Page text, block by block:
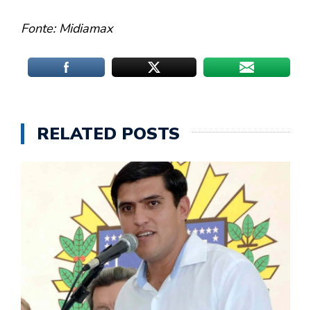
Fonte: Midiamax
RELATED POSTS